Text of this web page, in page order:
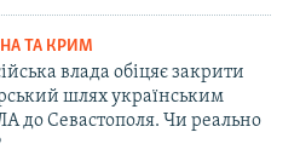
ТА КРИМ
влада обіцяє закрити
шлях українським
до Севастополя. Чи реально